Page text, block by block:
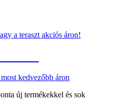
a teraszt akciós áron!
kedvezőbb áron
új termékekkel és sok